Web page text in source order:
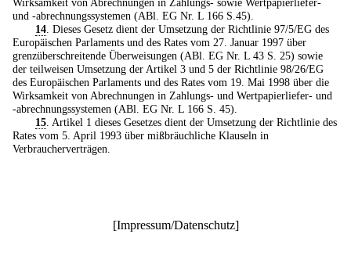
und -abrechnungssystemen (ABl. EG Nr. L 166 S.45).
14. Dieses Gesetz dient der Umsetzung der Richtlinie 97/5/EG des
Europäischen Parlaments und des Rates vom 27. Januar 1997 über
grenzüberschreitende Überweisungen (ABl. EG Nr. L 43 S. 25) sowie
der teilweisen Umsetzung der Artikel 3 und 5 der Richtlinie 98/26/EG
des Europäischen Parlaments und des Rates vom 19. Mai 1998 über die
Wirksamkeit von Abrechnungen in Zahlungs- und Wertpapierliefer- und
-abrechnungssystemen (ABl. EG Nr. L 166 S. 45).
15. Artikel 1 dieses Gesetzes dient der Umsetzung der Richtlinie des
Rates vom 5. April 1993 über mißbräuchliche Klauseln in
Verbraucherverträgen.
[Impressum/Datenschutz]